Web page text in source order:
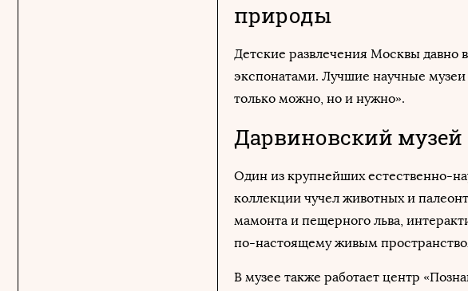
природы
Детские развлечения Москвы давно
экспонатами. Лучшие научные
только можно, но и нужно».
Дарвиновский музей
Один из крупнейших естественно-
коллекции чучел животных и
мамонта и пещерного льва,
по-настоящему живым
В музее также работает центр